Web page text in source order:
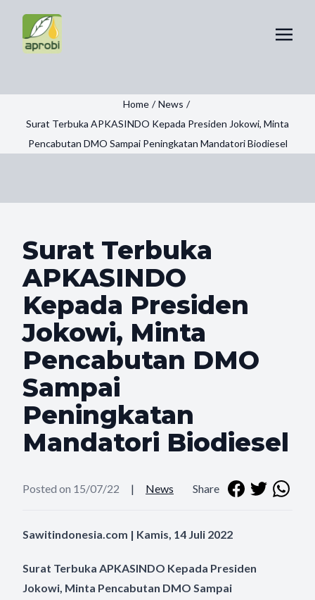
Home / News /
Surat Terbuka APKASINDO Kepada Presiden Jokowi, Minta
Pencabutan DMO Sampai Peningkatan Mandatori Biodiesel
Surat Terbuka
APKASINDO
Kepada Presiden
Jokowi, Minta
Pencabutan DMO
Sampai
Peningkatan
Mandatori Biodiesel
Posted on 15/07/22 | News Share
Sawitindonesia.com | Kamis, 14 Juli 2022
Surat Terbuka APKASINDO Kepada Presiden
Jokowi, Minta Pencabutan DMO Sampai